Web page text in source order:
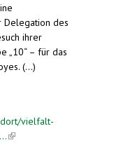
Delegation des
ihrer
„10“ – für das
(...)
vielfalt-
(link is external)